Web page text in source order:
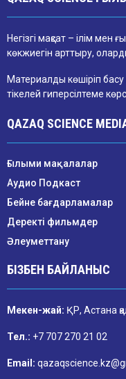
Негізгі мақсат – ілім
көкжиегін арттыру,
Материалды көшіріп
тікелей гиперсілтеме
QAZAQ SCIENCE
Ғылыми мақалалар
Аудио Подкаст
Бейне бағдарламалар
Деректі фильмдер
Әлеуметтану
БІЗБЕН БАЙЛАНЫС
Мекен-жай: ҚР, Астана
Тел.: +7 707 270 21 02
Email: